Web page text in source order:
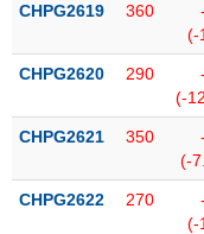
Tin
sự
Tài
Tâm
CHPG2619 360
(-
CHPG2620 290
(-
CHPG2621 350
(-
CHPG2622 270
(-
CÔNG